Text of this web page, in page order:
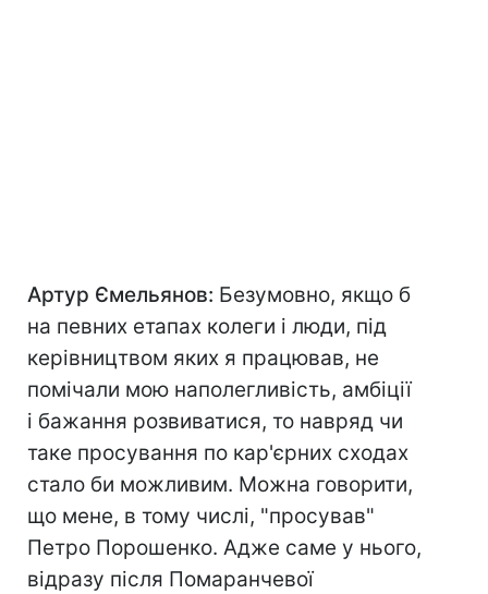
Артур Ємельянов: Безумовно, якщо б
на певних етапах колеги і люди, під
керівництвом яких я працював, не
помічали мою наполегливість, амбіції
і бажання розвиватися, то навряд чи
таке просування по кар'єрних сходах
стало би можливим. Можна говорити,
що мене, в тому числі, "просував"
Петро Порошенко. Адже саме у нього,
відразу після Помаранчевої